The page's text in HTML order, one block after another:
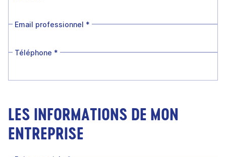
Email professionnel *
Téléphone *
LES INFORMATIONS DE MON
ENTREPRISE